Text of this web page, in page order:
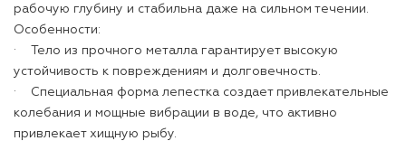
рабочую глубину и стабильна даже на сильном течении.
Особенности:
· Тело из прочного металла гарантирует высокую
устойчивость к повреждениям и долговечность.
· Специальная форма лепестка создает привлекательные
колебания и мощные вибрации в воде, что активно
привлекает хищную рыбу.